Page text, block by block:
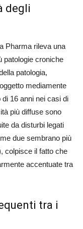
degli
Pharma rileva una
patologie croniche
patologia,
mediamente
16 anni nei casi di
più diffuse sono
da disturbi legati
due sembrano più
colpisce il fatto che
accentuate tra
tra i